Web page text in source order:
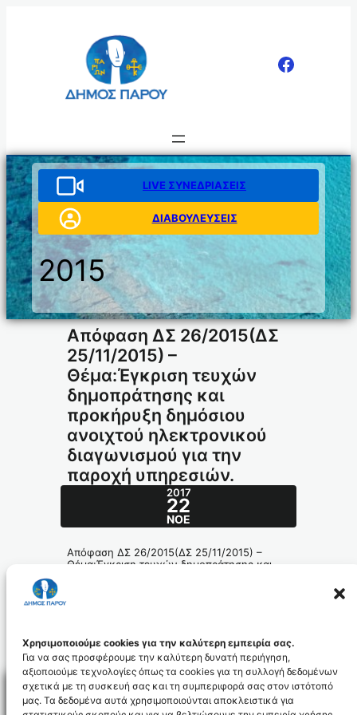
Χρησιμοποιούμε cookies για την καλύτερη εμπειρία σας.
Για να σας προσφέρουμε την καλύτερη δυνατή περιήγηση,
αξιοποιούμε τεχνολογίες όπως τα cookies για τη συλλογή δεδομένων
σχετικά με τη συσκευή σας και τη συμπεριφορά σας στον ιστότοπό
μας. Τα δεδομένα αυτά χρησιμοποιούνται αποκλειστικά για
LIVE ΣΥΝΕΔΡΙΑΣΕΙΣ
ΔΙΑΒΟΥΛΕΥΣΕΙΣ
2015
Απόφαση ΔΣ 26/2015(ΔΣ
25/11/2015) –
Θέμα:Έγκριση τευχών
δημοπράτησης και
προκήρυξη δημόσιου
ανοιχτού ηλεκτρονικού
διαγωνισμού για την
παροχή υπηρεσιών.
2017
22
ΝΟΈ
Απόφαση ΔΣ 26/2015(ΔΣ 25/11/2015) –
Θέμα:Έγκριση τευχών δημοπράτησης και
344.2015_id4411